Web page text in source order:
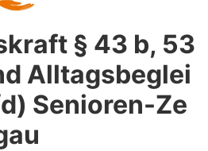
§ 43 b, 53
Alltagsbeglei
Senioren-Ze